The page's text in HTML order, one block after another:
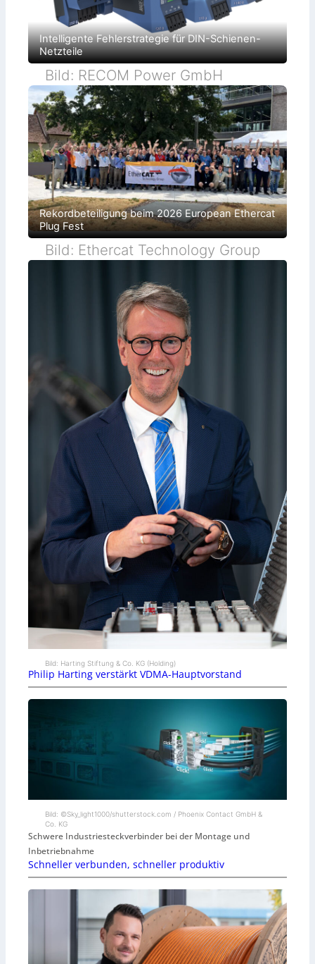
Intelligente Fehlerstrategie für DIN-Schienen-
Netzteile
Bild: RECOM Power GmbH
Rekordbeteiligung beim 2026 European Ethercat
Plug Fest
Bild: Ethercat Technology Group
Bild: Harting Stiftung & Co. KG (Holding)
Philip Harting verstärkt VDMA-Hauptvorstand
Bild: ©Sky_light1000/shutterstock.com / Phoenix Contact GmbH &
Co. KG
Schwere Industriesteckverbinder bei der Montage und
Inbetriebnahme
Schneller verbunden, schneller produktiv